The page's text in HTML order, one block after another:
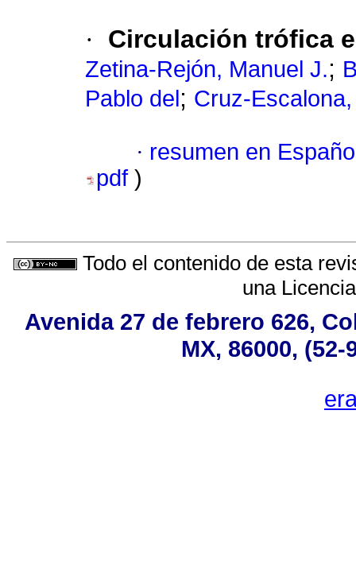
· Circulación trófica
Zetina-Rejón, Manuel J.;
Pablo del ; Cruz-
· resumen en
pdf )
Todo el contenido de esta
una
Avenida 27 de febrero 626,
MX, 86000,